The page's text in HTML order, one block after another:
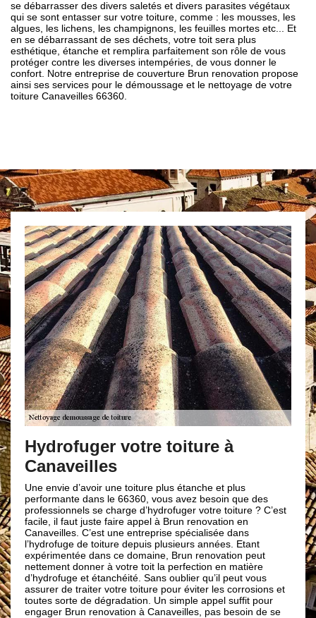
se débarrasser des divers saletés et divers parasites végétaux
qui se sont entasser sur votre toiture, comme : les mousses, les
algues, les lichens, les champignons, les feuilles mortes etc... Et
en se débarrassant de ses déchets, votre toit sera plus
esthétique, étanche et remplira parfaitement son rôle de vous
protéger contre les diverses intempéries, de vous donner le
confort. Notre entreprise de couverture Brun renovation propose
ainsi ses services pour le démoussage et le nettoyage de votre
toiture Canaveilles 66360.
votre toiture à
une toiture plus étanche et plus
le 66360, vous avez besoin que des
charge d’hydrofuger votre toiture ? C’est
faire appel à Brun renovation en
une entreprise spécialisée dans
depuis plusieurs années. Etant
ce domaine, Brun renovation peut
à votre toit la perfection en matière
Sans oublier qu’il peut vous
votre toiture pour éviter les corrosions et
Un simple appel suffit pour
à Canaveilles, pas besoin de se
Les
démoussage
Pour le démoussage de
66360 procèderont tout
feuilles et débris végétaux
les gros morceaux de
et de l'eau ; puis, rincer au
haute pression et enfin
fongicide et anti-mousse
pour un démoussage
n’hésitez pas à faire
Brun renovation, vous ne